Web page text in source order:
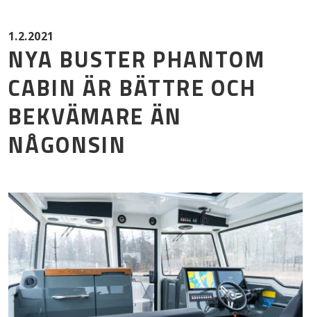
1.2.2021
NYA BUSTER PHANTOM
CABIN ÄR BÄTTRE OCH
BEKVÄMARE ÄN
NÅGONSIN